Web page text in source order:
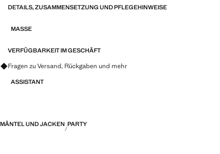
DETAILS, ZUSAMMENSETZUNG UND PFLEGEHINWEISE
MASSE
VERFÜGBARKEIT IM GESCHÄFT
Fragen zu Versand, Rückgaben und mehr
ASSISTANT
MÄNTEL UND JACKEN PARTY